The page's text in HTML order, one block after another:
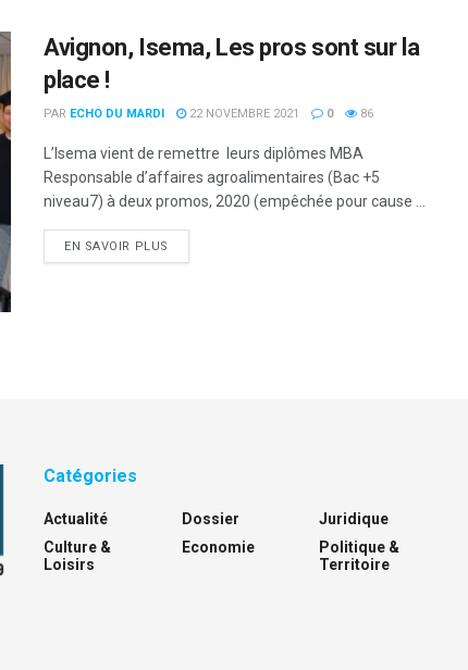
Avignon, Isema, Les pros sont sur la
place !
PAR ECHO DU MARDI 22 NOVEMBRE 2021 0 86
L’Isema vient de remettre leurs diplômes MBA
Responsable d’affaires agroalimentaires (Bac +5
niveau7) à deux promos, 2020 (empêchée pour cause ...
EN SAVOIR PLUS
Catégories
Actualité
Culture &
Loisirs
Dossier
Economie
Juridique
Politique &
Territoire